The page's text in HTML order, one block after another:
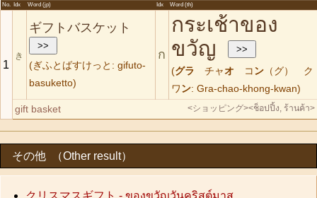
No. Idx Word (jp) Idx Word (th)
1
き
ギフトバスケット
(ぎふとばすけっと: gifuto-
basuketto)
ก
กระเช้าของ
ขวัญ
(グラ チャオ コ ン （グ） ク
ワ ン: Gra-chao-khong-kwan)
gift basket <ショッピング><ช็อปปิ้ง, ร้านค้า>
その他 （Other result）
クリスマスギフト - ของขวัญวันคริสต์มาส